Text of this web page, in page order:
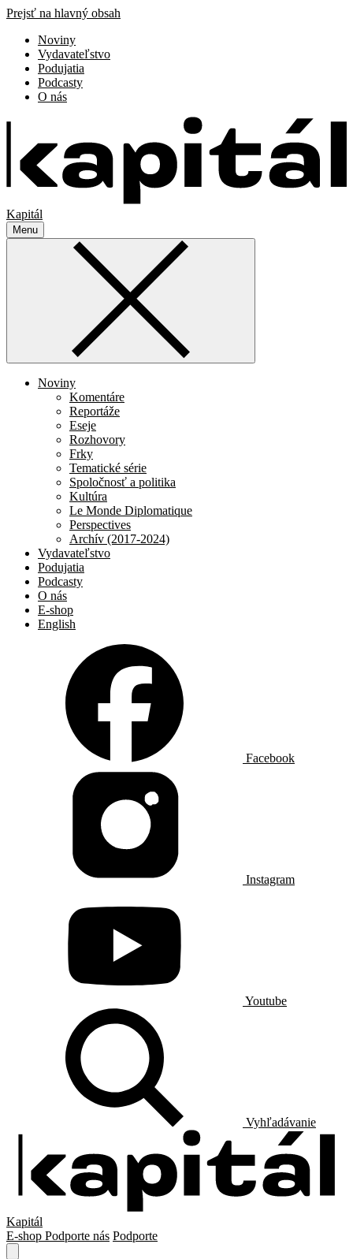
Prejsť na hlavný obsah
Noviny
Vydavateľstvo
Podujatia
Podcasty
O nás
Kapitál
Menu
Noviny
Komentáre
Reportáže
Eseje
Rozhovory
Frky
Tematické série
Spoločnosť a politika
Kultúra
Le Monde Diplomatique
Perspectives
Archív (2017-2024)
Vydavateľstvo
Podujatia
Podcasty
O nás
E-shop
English
Facebook
Instagram
Youtube
Vyhľadávanie
Kapitál
E-shop Podporte nás Podporte